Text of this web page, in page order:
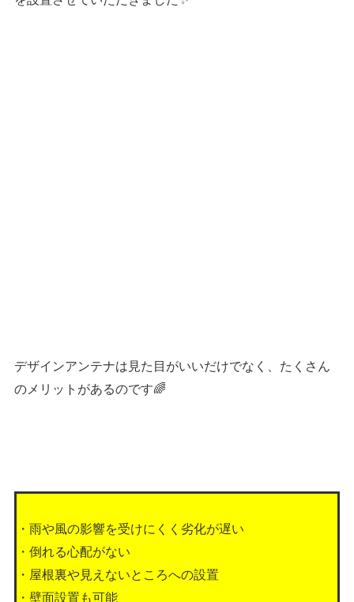
デザインアンテナは見た目がいいだけでなく、たくさん
のメリットがあるのです🌈
・雨や風の影響を受けにくく劣化が遅い
・倒れる心配がない
・屋根裏や見えないところへの設置
・壁面設置も可能